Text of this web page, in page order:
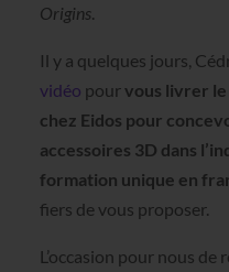
Origins.
Il y a quelques jours,
vidéo pourvous livrer le
chez Eidos pour
accessoires 3D dans
formation unique en
fiers de vous proposer.
L’occasion pour nous